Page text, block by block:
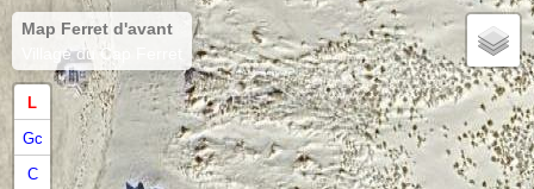
Map Ferret d'avant
Village du Cap Ferret
L
Gc
C